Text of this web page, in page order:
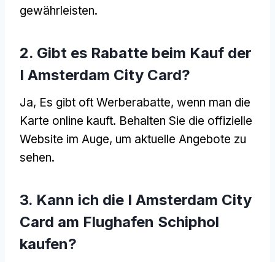
gewährleisten.
2. Gibt es Rabatte beim Kauf der
I Amsterdam City Card?
Ja, Es gibt oft Werberabatte, wenn man die
Karte online kauft. Behalten Sie die offizielle
Website im Auge, um aktuelle Angebote zu
sehen.
3. Kann ich die I Amsterdam City
Card am Flughafen Schiphol
kaufen?